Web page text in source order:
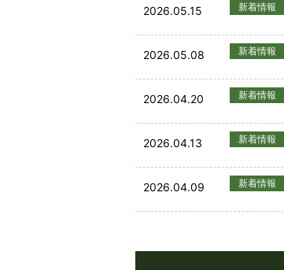
2026.05.15 新着情報
2026.05.08 新着情報
2026.04.20 新着情報
2026.04.13 新着情報
2026.04.09 新着情報